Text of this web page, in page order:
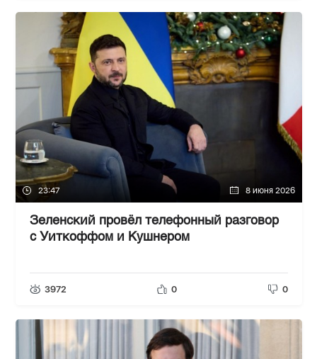
23:47 8 июня 2026
Зеленский провёл телефонный разговор
с Уиткоффом и Кушнером
3972 0 0